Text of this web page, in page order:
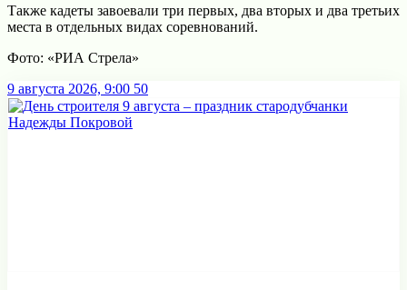
Также кадеты завоевали три первых, два вторых и два третьих
места в отдельных видах соревнований.
Фото: «РИА Стрела»
9 августа 2026, 9:00 50